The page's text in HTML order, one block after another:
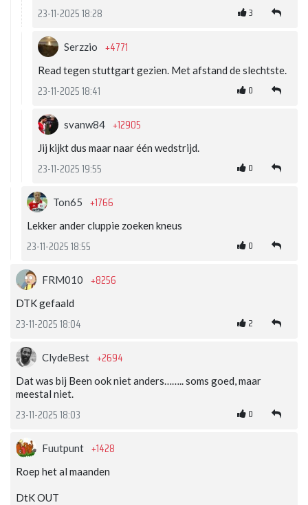
23-11-2025 18:28 3
Serzzio +4771
Read tegen stuttgart gezien. Met afstand de slechtste.
23-11-2025 18:41 0
svanw84 +12905
Jij kijkt dus maar naar één wedstrijd.
23-11-2025 19:55 0
Ton65 +1766
Lekker ander cluppie zoeken kneus
23-11-2025 18:55 0
FRM010 +8256
DTK gefaald
23-11-2025 18:04 2
ClydeBest +2694
Dat was bij Been ook niet anders…….. soms goed, maar
meestal niet.
23-11-2025 18:03 0
Fuutpunt +1428
Roep het al maanden
DtK OUT